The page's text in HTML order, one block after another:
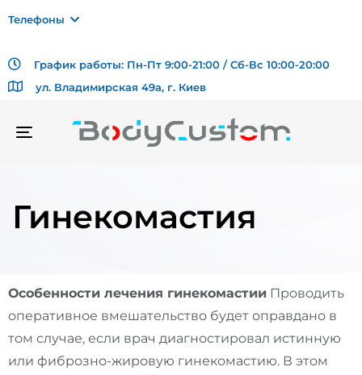
Телефоны
График работы: Пн-Пт 9:00-21:00 / Сб-Вс 10:00-20:00
ул. Владимирская 49а, г. Киев
TOGGLE
Гинекомастия
Особенности лечения гинекомастии Проводить
оперативное вмешательство будет оправдано в
том случае, если врач диагностировал истинную
или фиброзно-жировую гинекомастию. В этом